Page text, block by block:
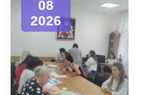
08
2026